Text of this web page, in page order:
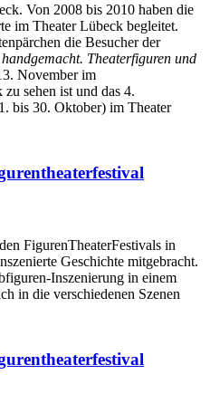
Von 2008 bis 2010 haben die
im Theater Lübeck begleitet.
die Besucher der
Theaterfiguren und
November im
sehen ist und das 4.
bis 30. Oktober) im Theater
FigurenTheaterFestivals in
Geschichte mitgebracht.
Inszenierung in einem
in die verschiedenen Szenen